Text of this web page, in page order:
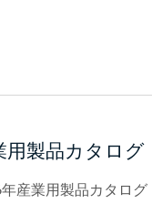
用製品カタログ
産業用製品カタログ